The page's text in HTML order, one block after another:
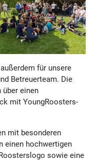
für unsere
Betreuerteam. Die
über einen
mit YoungRoosters-
mit besonderen
einen hochwertigen
sowie eine